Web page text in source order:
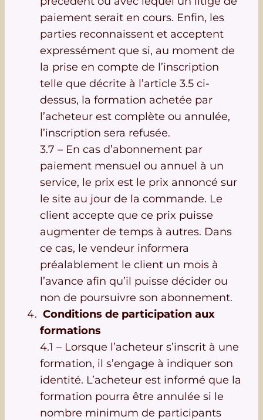
paiement serait en cours. Enfin, les
parties reconnaissent et acceptent
expressément que si, au moment de
la prise en compte de l’inscription
telle que décrite à l’article 3.5 ci-
dessus, la formation achetée par
l’acheteur est complète ou annulée,
l’inscription sera refusée.
3.7 – En cas d’abonnement par
paiement mensuel ou annuel à un
service, le prix est le prix annoncé sur
le site au jour de la commande. Le
client accepte que ce prix puisse
augmenter de temps à autres. Dans
ce cas, le vendeur informera
préalablement le client un mois à
l’avance afin qu’il puisse décider ou
non de poursuivre son abonnement.
Conditions de participation aux
formations
4.1 – Lorsque l’acheteur s’inscrit à une
formation, il s’engage à indiquer son
identité. L’acheteur est informé que la
formation pourra être annulée si le
nombre minimum de participants